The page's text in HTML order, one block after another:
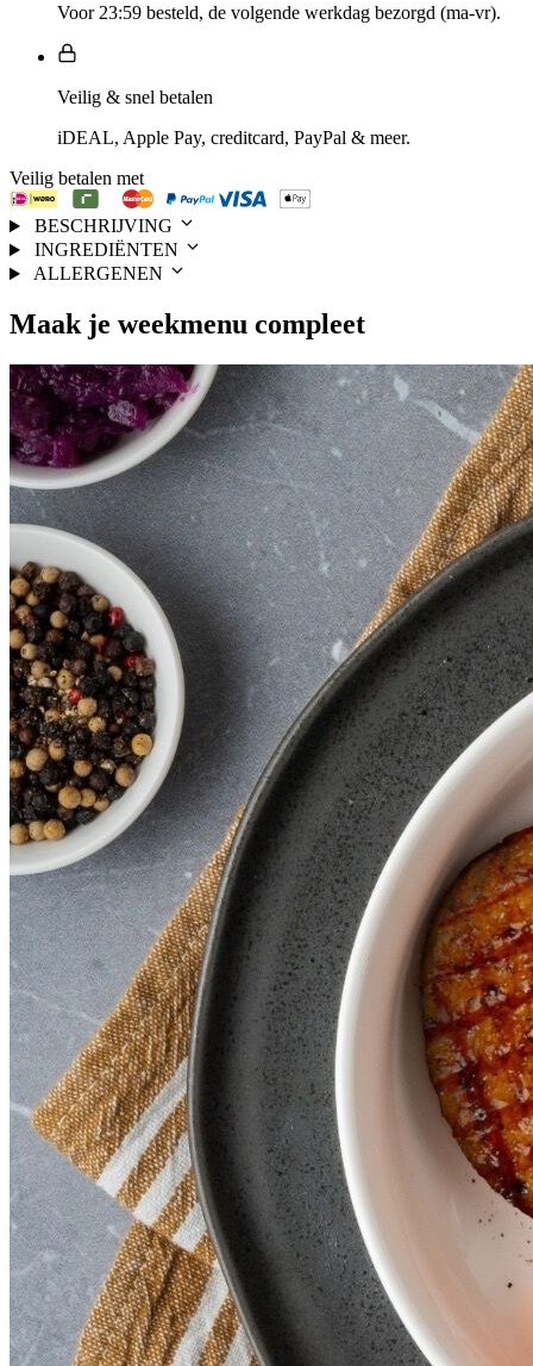
Voor 23:59 besteld, de volgende werkdag bezorgd (ma-vr).
Veilig & snel betalen
iDEAL, Apple Pay, creditcard, PayPal & meer.
Veilig betalen met
BESCHRIJVING
INGREDIËNTEN
ALLERGENEN
Maak je weekmenu compleet